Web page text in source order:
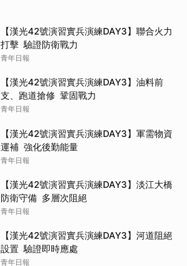
【漢光42號演習實兵演練DAY3】聯合火力
打擊 驗證防衛戰力
青年日報
【漢光42號演習實兵演練DAY3】油料前
支、跑道搶修 鞏固戰力
青年日報
【漢光42號演習實兵演練DAY3】軍需物資
運補 強化後勤能量
青年日報
【漢光42號演習實兵演練DAY3】淡江大橋
防衛守備 多層次阻絕
青年日報
【漢光42號演習實兵演練DAY3】河道阻絕
設置 驗證即時應處
青年日報